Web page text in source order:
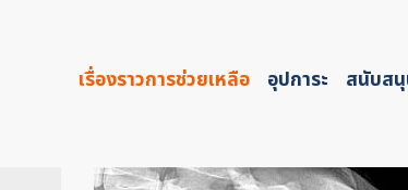
เรื่องราวการช่วยเหลือ อุปการะ สนับส